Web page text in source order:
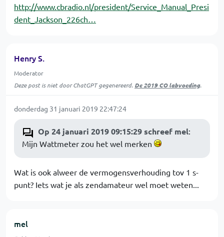
http://www.cbradio.nl/president/Service_Manual_Presi
dent_Jackson_226ch…
Henry S.
Moderator
Deze post is niet door ChatGPT gegenereerd. De 2019 CO labvoeding.
donderdag 31 januari 2019 22:47:24
Op 24 januari 2019 09:15:29 schreef mel:
Mijn Wattmeter zou het wel merken
Wat is ook alweer de vermogensverhouding tov 1 s-
punt? Iets wat je als zendamateur wel moet weten...
mel